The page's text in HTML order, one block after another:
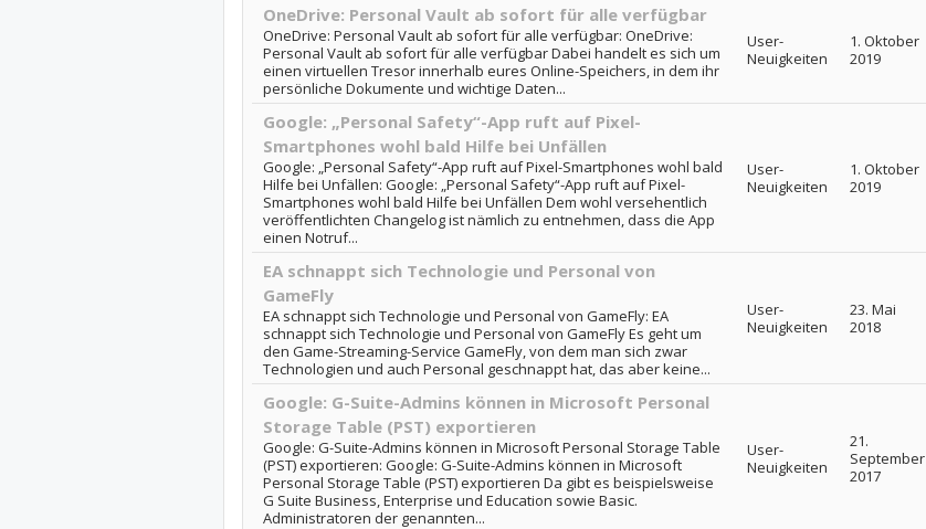
OneDrive: Personal Vault ab sofort für alle verfügbar
OneDrive: Personal Vault ab sofort für alle verfügbar: OneDrive:
Personal Vault ab sofort für alle verfügbar Dabei handelt es sich um
einen virtuellen Tresor innerhalb eures Online-Speichers, in dem ihr
persönliche Dokumente und wichtige Daten...
User-
Neuigkeiten
1. Oktober
2019
Google: „Personal Safety“-App ruft auf Pixel-
Smartphones wohl bald Hilfe bei Unfällen
Google: „Personal Safety“-App ruft auf Pixel-Smartphones wohl bald
Hilfe bei Unfällen: Google: „Personal Safety“-App ruft auf Pixel-
Smartphones wohl bald Hilfe bei Unfällen Dem wohl versehentlich
veröffentlichten Changelog ist nämlich zu entnehmen, dass die App
einen Notruf...
User-
Neuigkeiten
1. Oktober
2019
EA schnappt sich Technologie und Personal von
GameFly
EA schnappt sich Technologie und Personal von GameFly: EA
schnappt sich Technologie und Personal von GameFly Es geht um
den Game-Streaming-Service GameFly, von dem man sich zwar
Technologien und auch Personal geschnappt hat, das aber keine...
User-
Neuigkeiten
23. Mai
2018
Google: G-Suite-Admins können in Microsoft Personal
Storage Table (PST) exportieren
Google: G-Suite-Admins können in Microsoft Personal Storage Table
(PST) exportieren: Google: G-Suite-Admins können in Microsoft
Personal Storage Table (PST) exportieren Da gibt es beispielsweise
G Suite Business, Enterprise und Education sowie Basic.
Administratoren der genannten...
User-
Neuigkeiten
21.
September
2017